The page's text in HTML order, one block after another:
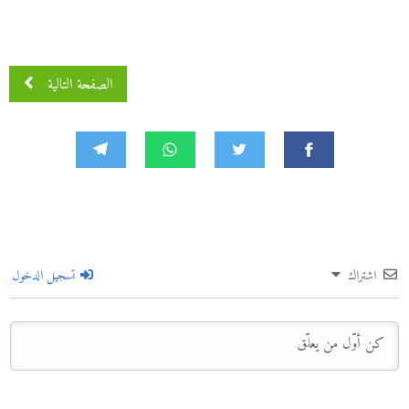
الصفحة التالية
اشتراك تسجيل الدخول